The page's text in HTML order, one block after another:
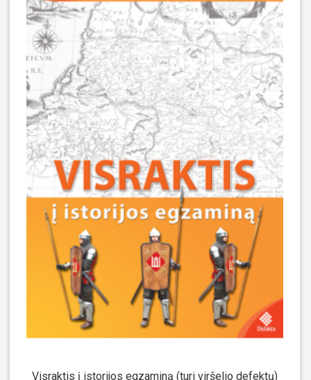
Visraktis į istorijos egzaminą (turi viršelio defektų)